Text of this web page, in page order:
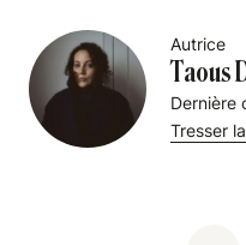
Autrice
Taous
Dernière
Tresser